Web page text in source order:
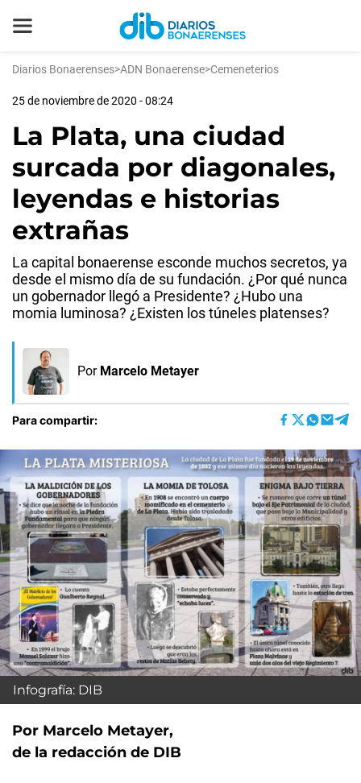
Diarios Bonaerenses>ADN Bonaerense>Cemeneterios
25 de noviembre de 2020 - 08:24
La Plata, una ciudad
surcada por diagonales,
leyendas e historias
extrañas
La capital bonaerense esconde muchos secretos, ya
desde el mismo día de su fundación. ¿Por qué nunca
un gobernador llegó a Presidente? ¿Hubo una
momia luminosa? ¿Existen los túneles platenses?
Por Marcelo Metayer
Para compartir:
Infografía: DIB
Por Marcelo Metayer,
de la redacción de DIB